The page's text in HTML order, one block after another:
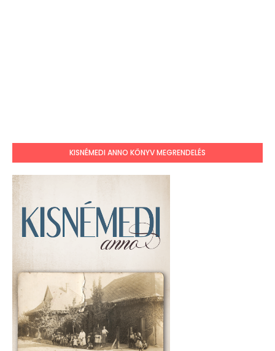
KISNÉMEDI ANNO KÖNYV MEGRENDELÉS